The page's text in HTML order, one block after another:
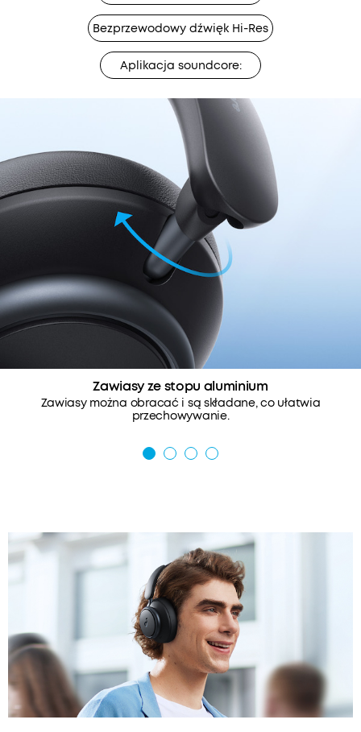
Bezprzewodowy dźwięk Hi-Res
Aplikacja soundcore:
Zawiasy ze stopu aluminium
Zawiasy można obracać i są składane, co ułatwia
przechowywanie.